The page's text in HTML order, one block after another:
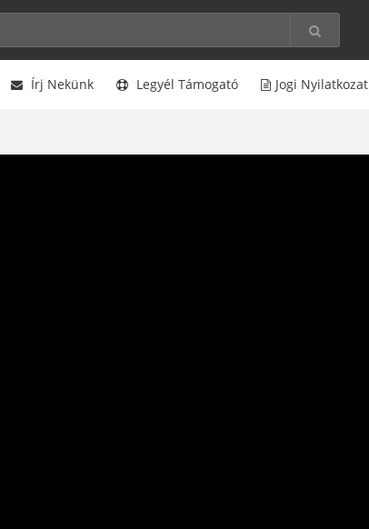
Írj Nekünk Legyél Támogató Jogi Nyilatkozat